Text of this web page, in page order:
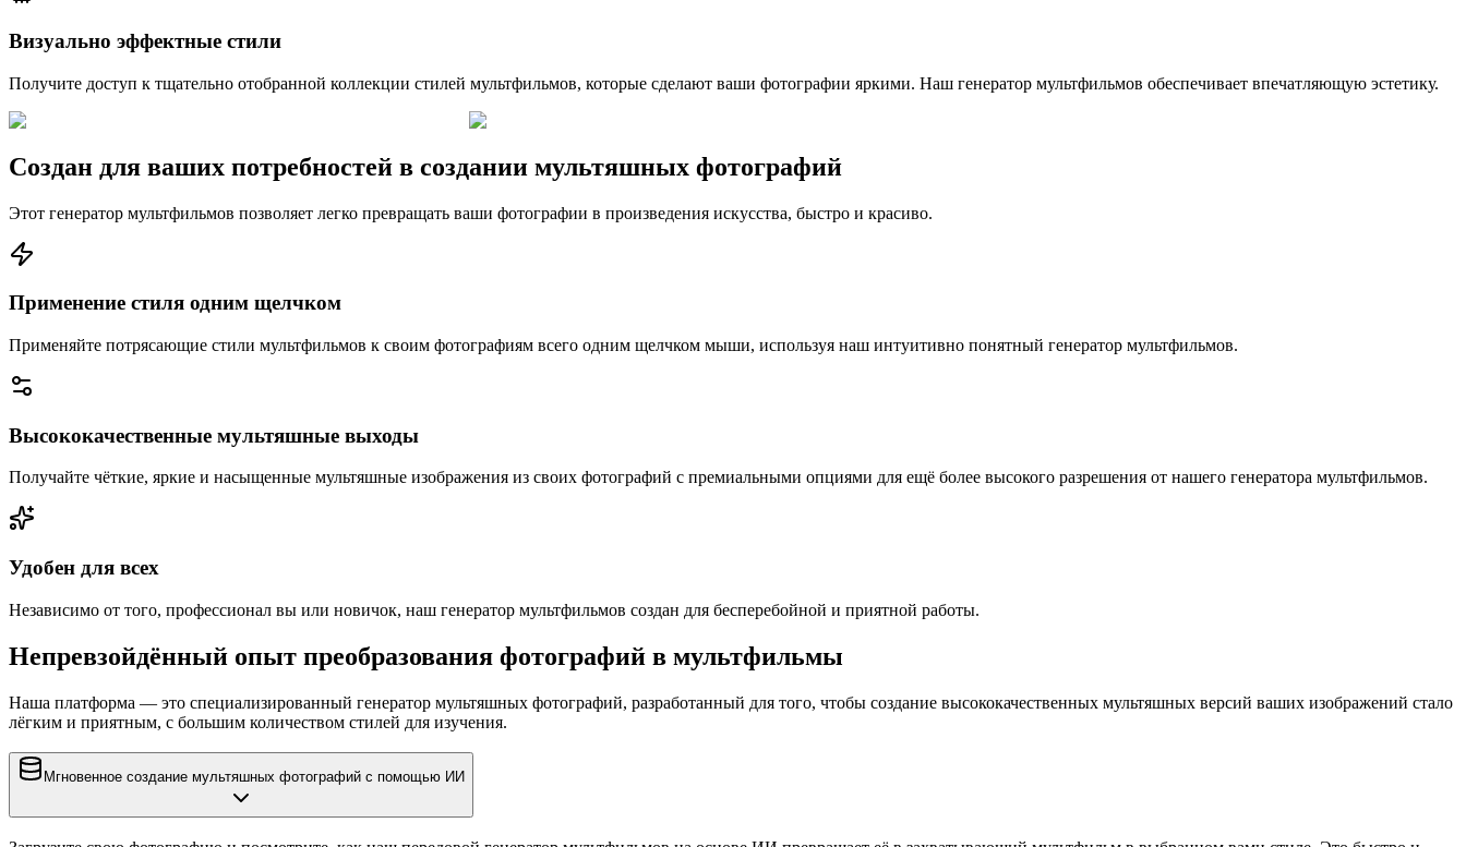
Визуально эффектные стили
Получите доступ к тщательно отобранной коллекции стилей мультфильмов, которые сделают ваши фотографии яркими. Наш генератор мультфильмов обеспечивает впечатляющую эстетику.
Создан для ваших потребностей в создании мультяшных фотографий
Этот генератор мультфильмов позволяет легко превращать ваши фотографии в произведения искусства, быстро и красиво.
Применение стиля одним щелчком
Применяйте потрясающие стили мультфильмов к своим фотографиям всего одним щелчком мыши, используя наш интуитивно понятный генератор мультфильмов.
Высококачественные мультяшные выходы
Получайте чёткие, яркие и насыщенные мультяшные изображения из своих фотографий с премиальными опциями для ещё более высокого разрешения от нашего генератора мультфильмов.
Удобен для всех
Независимо от того, профессионал вы или новичок, наш генератор мультфильмов создан для бесперебойной и приятной работы.
Непревзойдённый опыт преобразования фотографий в мультфильмы
Наша платформа — это специализированный генератор мультяшных фотографий, разработанный для того, чтобы создание высококачественных мультяшных версий ваших изображений стало
лёгким и приятным, с большим количеством стилей для изучения.
Мгновенное создание мультяшных фотографий с помощью ИИ